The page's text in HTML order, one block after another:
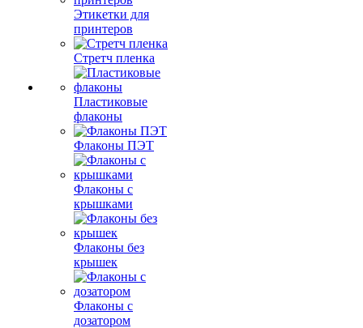
Этикетки для
принтеров
Стретч пленка
Пластиковые
флаконы
Флаконы ПЭТ
Флаконы с
крышками
Флаконы без
крышек
Флаконы с
дозатором